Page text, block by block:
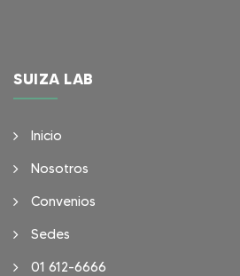
SUIZA LAB
Inicio
Nosotros
Convenios
Sedes
01 612-6666